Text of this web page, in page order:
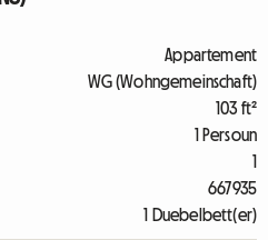
Appartement
WG (Wohngemeinschaft)
103 ft²
1 Persoun
1
667935
1 Duebelbett(er)